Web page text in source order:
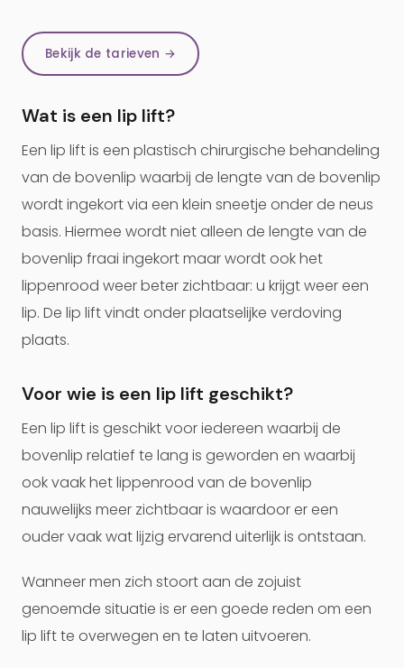
Bekijk de tarieven →
Wat is een lip lift?
Een lip lift is een plastisch chirurgische behandeling
van de bovenlip waarbij de lengte van de bovenlip
wordt ingekort via een klein sneetje onder de neus
basis. Hiermee wordt niet alleen de lengte van de
bovenlip fraai ingekort maar wordt ook het
lippenrood weer beter zichtbaar: u krijgt weer een
lip. De lip lift vindt onder plaatselijke verdoving
plaats.
Voor wie is een lip lift geschikt?
Een lip lift is geschikt voor iedereen waarbij de
bovenlip relatief te lang is geworden en waarbij
ook vaak het lippenrood van de bovenlip
nauwelijks meer zichtbaar is waardoor er een
ouder vaak wat lijzig ervarend uiterlijk is ontstaan.
Wanneer men zich stoort aan de zojuist
genoemde situatie is er een goede reden om een
lip lift te overwegen en te laten uitvoeren.